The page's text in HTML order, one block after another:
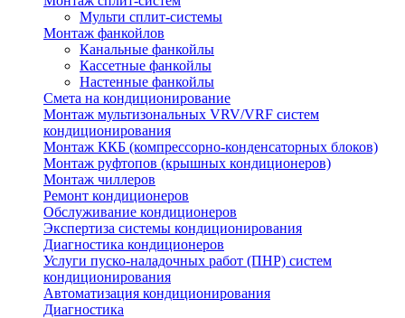
Мульти сплит-системы
Монтаж фанкойлов
Канальные фанкойлы
Кассетные фанкойлы
Настенные фанкойлы
Смета на кондиционирование
Монтаж мультизональных VRV/VRF систем
кондиционирования
Монтаж ККБ (компрессорно-конденсаторных блоков)
Монтаж руфтопов (крышных кондиционеров)
Монтаж чиллеров
Ремонт кондиционеров
Обслуживание кондиционеров
Экспертиза системы кондиционирования
Диагностика кондиционеров
Услуги пуско-наладочных работ (ПНР) систем
кондиционирования
Автоматизация кондиционирования
Диагностика